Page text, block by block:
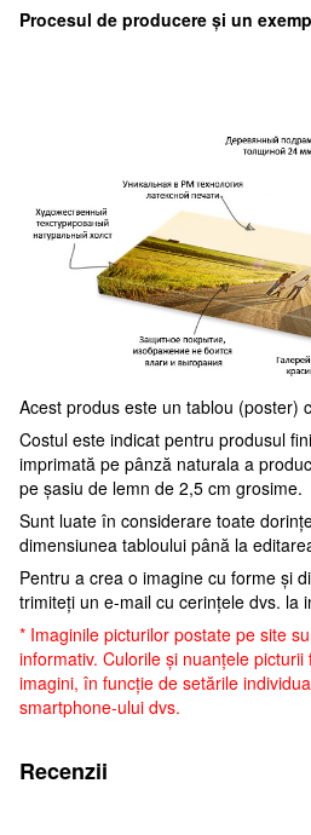
Procesul de producere și un
Acest produs este un tablou (poster)
Costul este indicat pentru produsul
imprimată pe pânză naturala a
pe șasiu de lemn de 2,5 cm grosime.
Sunt luate în considerare toate
dimensiunea tabloului până la
Pentru a crea o imagine cu forme și
trimiteți un e-mail cu cerințele dvs. la
* Imaginile picturilor postate pe site
informativ. Culorile și nuanțele
imagini, în funcție de setările
smartphone-ului dvs.
Recenzii